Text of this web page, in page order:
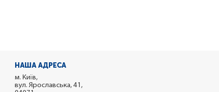
НАША АДРЕСА
м. Київ,
вул. Ярославська, 41,